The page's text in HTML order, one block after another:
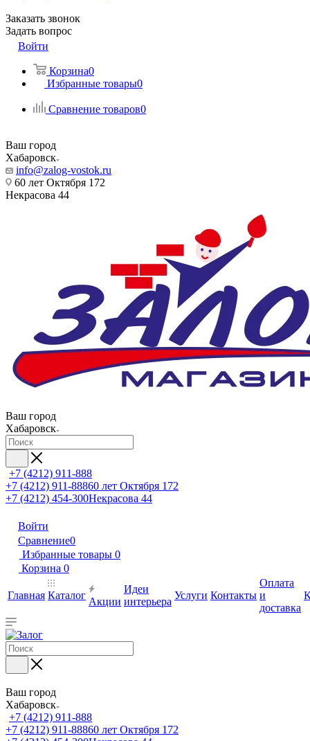
Заказать звонок
Задать вопрос
Войти
Корзина0
Избранные товары0
Сравнение товаров0
Ваш город
Хабаровск
info@zalog-vostok.ru
60 лет Октября 172
Некрасова 44
Ваш город
Хабаровск
+7 (4212) 911-888
+7 (4212) 911-88860 лет Октября 172
+7 (4212) 454-300Некрасова 44
Войти
Сравнение0
Избранные товары 0
Корзина 0
Главная Каталог
Акции
Идеи
интерьера
Услуги Контакты
Оплата
и
доставка
Ваш город
Хабаровск
+7 (4212) 911-888
+7 (4212) 911-88860 лет Октября 172